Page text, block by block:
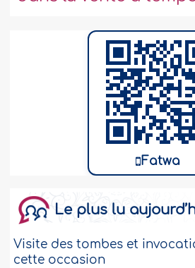
Fatwa
Le plus lu
Visite des tombes et
cette occasion